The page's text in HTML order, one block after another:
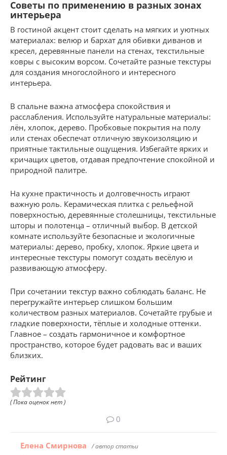
Советы по применению в разных зонах
интерьера
В гостиной акцент стоит сделать на мягких и уютных
материалах: велюр и бархат для обивки диванов и
кресел, деревянные панели на стенах, текстильные
ковры с высоким ворсом. Сочетайте разные текстуры
для создания многослойного и интересного
интерьера.
В спальне важна атмосфера спокойствия и
расслабления. Используйте натуральные материалы:
лён, хлопок, дерево. Пробковые покрытия на полу
или стенах обеспечат отличную звукоизоляцию и
приятные тактильные ощущения. Избегайте ярких и
кричащих цветов, отдавая предпочтение спокойной и
природной палитре.
На кухне практичность и долговечность играют
важную роль. Керамическая плитка с рельефной
поверхностью, деревянные столешницы, текстильные
шторы и полотенца – отличный выбор. В детской
комнате используйте безопасные и экологичные
материалы: дерево, пробку, хлопок. Яркие цвета и
интересные текстуры помогут создать весёлую и
развивающую атмосферу.
При сочетании текстур важно соблюдать баланс. Не
перегружайте интерьер слишком большим
количеством разных материалов. Сочетайте грубые и
гладкие поверхности, тёплые и холодные оттенки.
Главное – создать гармоничное и комфортное
пространство, которое будет радовать вас и ваших
близких.
Рейтинг
( Пока оценок нет )
0
Елена Смирнова / автор статьи